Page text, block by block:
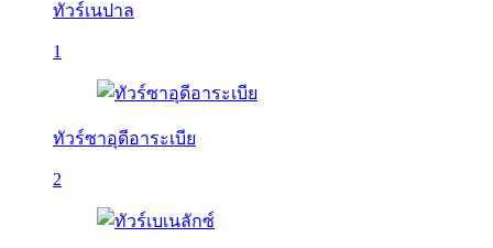
ทัวร์เนปาล
1
ทัวร์ซาอุดีอาระเบีย
2